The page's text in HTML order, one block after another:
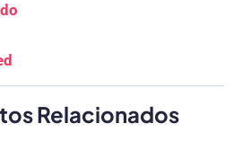
Relacionados